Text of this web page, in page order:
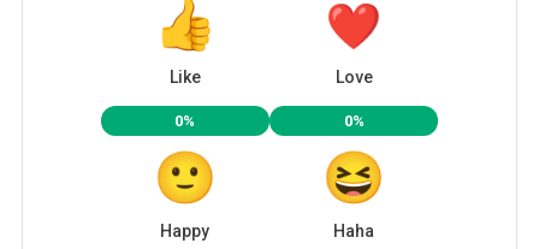
Like Love
0%
Happy
0%
Haha